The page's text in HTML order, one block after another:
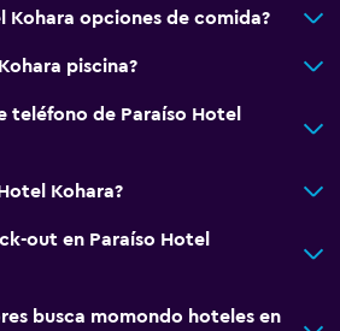
Kohara opciones de comida?
piscina?
teléfono de Paraíso Hotel
Kohara?
out en Paraíso Hotel
busca momondo hoteles en